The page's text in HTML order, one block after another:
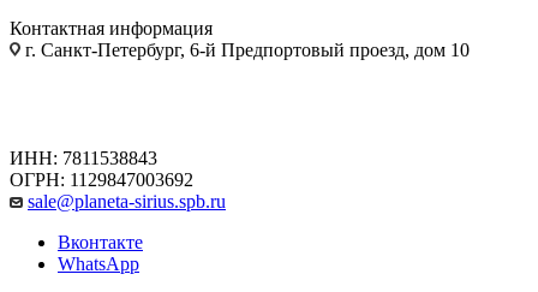
Контактная информация
г. Санкт-Петербург, 6-й Предпортовый проезд, дом 10
ИНН: 7811538843
ОГРН: 1129847003692
sale@planeta-sirius.spb.ru
Вконтакте
WhatsApp